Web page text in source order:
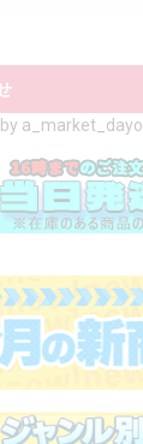
a_market_dayo